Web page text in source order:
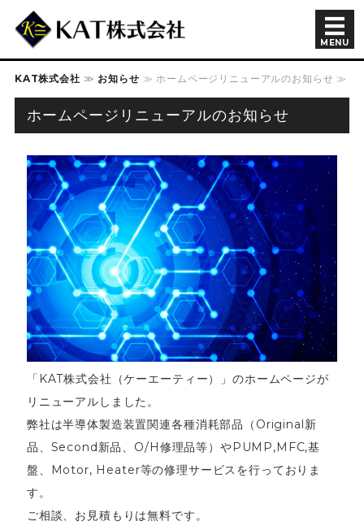
半導体製造装置関連 KAT株
MENU
会社概要
商品紹介
余剰在庫
採用情報
お問い合わせ
KAT株式会社 ≫ お知らせ ≫ ホームページリニューアルのお知らせ ≫
ホームページリニューアルのお知らせ
「KAT株式会社（ケーエーティー）」のホームページが
リニューアルしました。
弊社は半導体製造装置関連各種消耗部品（Original新
品、Second新品、O/H修理品等）やPUMP,MFC,基
盤、Motor, Heater等の修理サービスを行っておりま
す。
ご相談、お見積もりは無料です。